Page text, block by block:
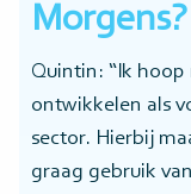
Morgens?
Quintin: “Ik
ontwikkelen als
sector. Hierbij
graag gebruik